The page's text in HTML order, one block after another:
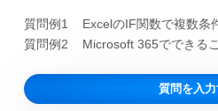
質問例1
ExcelのIF関数で複数条
質問例2
Microsoft 365でできる
質問を入力